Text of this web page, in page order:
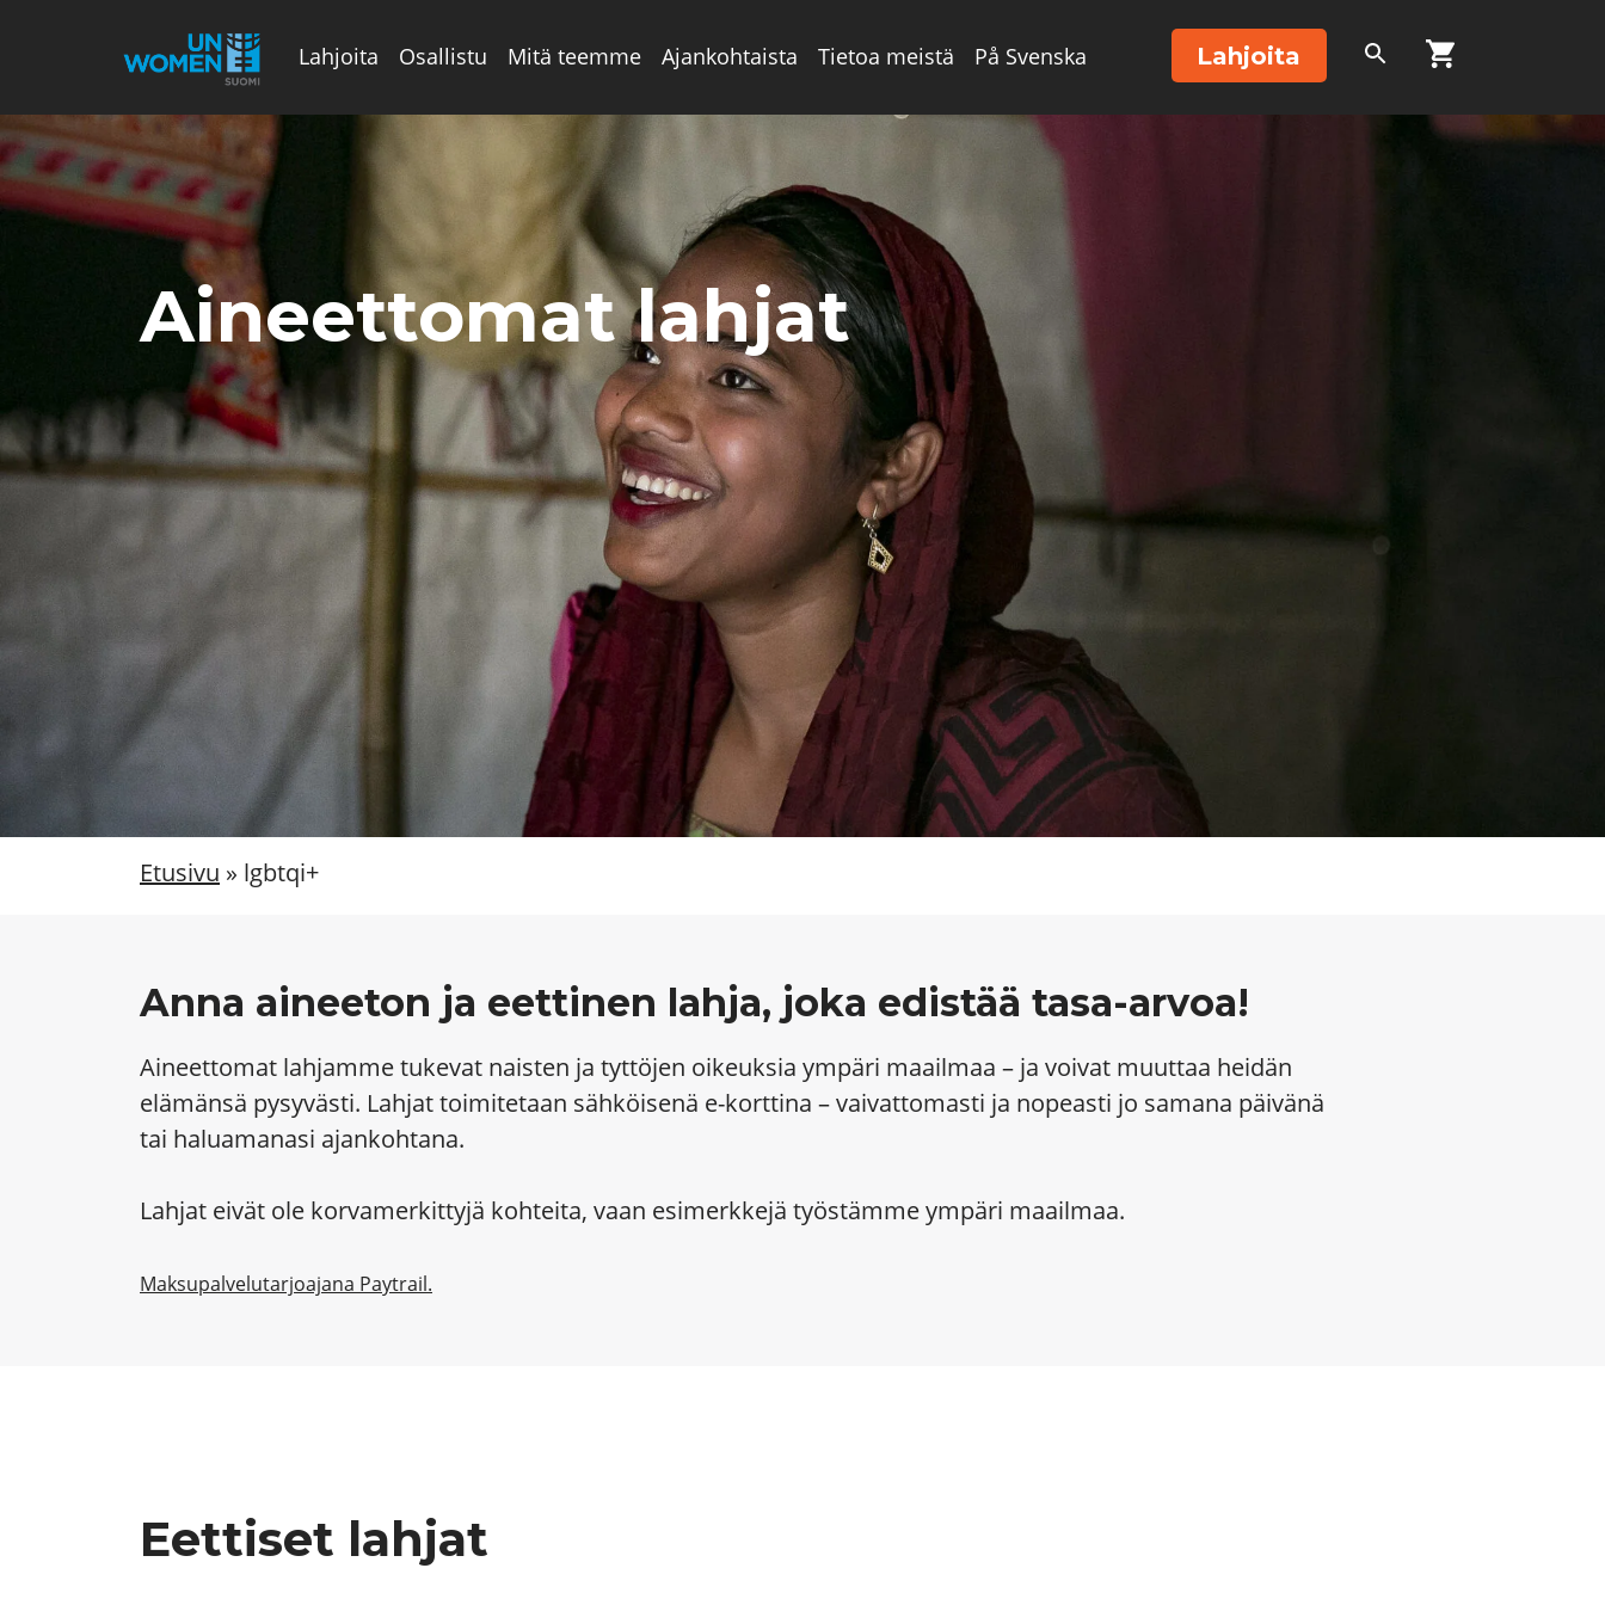
Lahjoita Osallistu Mitä teemme Ajankohtaista Tietoa meistä På Svenska
Valikon rivi
Lahjoita
Aineettomat lahjat
Etusivu » lgbtqi+
Anna aineeton ja eettinen lahja, joka edistää tasa-arvoa!
Aineettomat lahjamme tukevat naisten ja tyttöjen oikeuksia ympäri maailmaa – ja voivat muuttaa heidän
elämänsä pysyvästi. Lahjat toimitetaan sähköisenä e-korttina – vaivattomasti ja nopeasti jo samana päivänä
tai haluamanasi ajankohtana.
Lahjat eivät ole korvamerkittyjä kohteita, vaan esimerkkejä työstämme ympäri maailmaa.
Maksupalvelutarjoajana Paytrail.
Eettiset lahjat